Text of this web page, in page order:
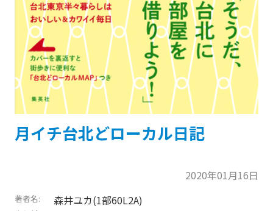
月イチ台北どローカル日記
2020年01月16日
著者名 森井ユカ(1部60L2A)